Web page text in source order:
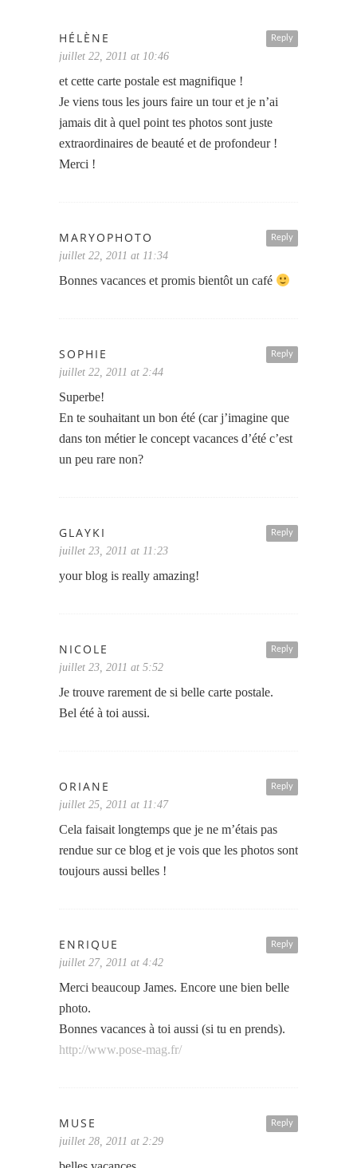
Reply
HÉLÈNE
juillet 22, 2011 at 10:46
et cette carte postale est magnifique !
Je viens tous les jours faire un tour et je n’ai
jamais dit à quel point tes photos sont juste
extraordinaires de beauté et de profondeur !
Merci !
Reply
MARYOPHOTO
juillet 22, 2011 at 11:34
Bonnes vacances et promis bientôt un café
Reply
SOPHIE
juillet 22, 2011 at 2:44
Superbe!
En te souhaitant un bon été (car j’imagine que
dans ton métier le concept vacances d’été c’est
un peu rare non?
Reply
GLAYKI
juillet 23, 2011 at 11:23
your blog is really amazing!
Reply
NICOLE
juillet 23, 2011 at 5:52
Je trouve rarement de si belle carte postale.
Bel été à toi aussi.
Reply
ORIANE
juillet 25, 2011 at 11:47
Cela faisait longtemps que je ne m’étais pas
rendue sur ce blog et je vois que les photos sont
toujours aussi belles !
Reply
ENRIQUE
juillet 27, 2011 at 4:42
Merci beaucoup James. Encore une bien belle
photo.
Bonnes vacances à toi aussi (si tu en prends).
http://www.pose-mag.fr/
Reply
MUSE
juillet 28, 2011 at 2:29